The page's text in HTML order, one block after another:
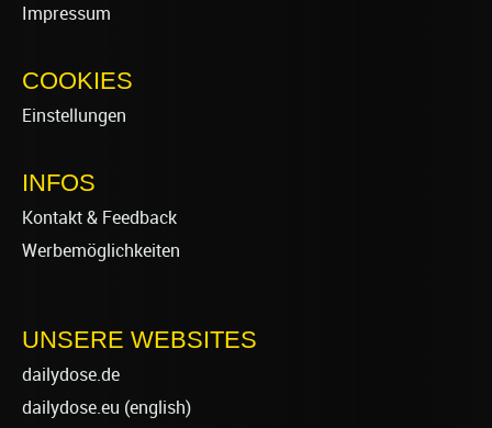
Impressum
COOKIES
Einstellungen
INFOS
Kontakt & Feedback
Werbemöglichkeiten
UNSERE WEBSITES
dailydose.de
dailydose.eu (english)